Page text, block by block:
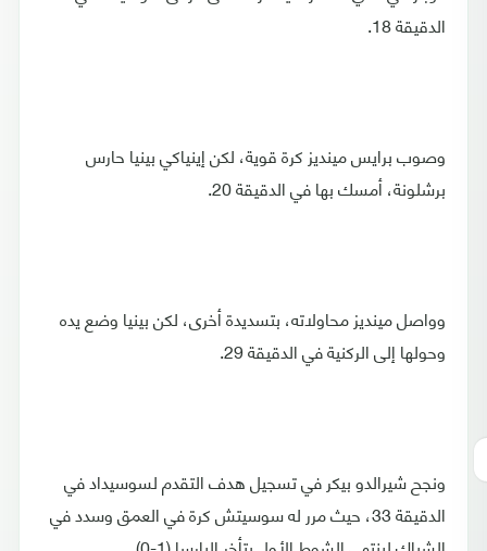
الدقيقة 18.
وصوب برايس مينديز كرة قوية، لكن إينياكي بينيا حارس
برشلونة، أمسك بها في الدقيقة 20.
وواصل مينديز محاولاته، بتسديدة أخرى، لكن بينيا وضع يده
وحولها إلى الركنية في الدقيقة 29.
ونجح شيرالدو بيكر في تسجيل هدف التقدم لسوسيداد في
الدقيقة 33، حيث مرر له سوسيتش كرة في العمق وسدد في